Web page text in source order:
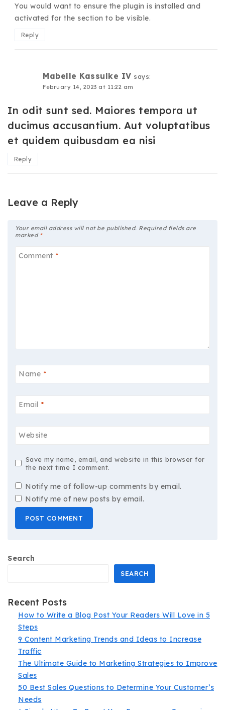
You would want to ensure the plugin is installed and
activated for the section to be visible.
Reply
Mabelle Kassulke IV says:
February 14, 2023 at 11:22 am
In odit sunt sed. Maiores tempora ut
ducimus accusantium. Aut voluptatibus
et quidem quibusdam ea nisi
Reply
Leave a Reply
Your email address will not be published. Required fields are
marked *
Comment *
Name *
Email *
Website
Save my name, email, and website in this browser for
the next time I comment.
Notify me of follow-up comments by email.
Notify me of new posts by email.
Search
SEARCH
Recent Posts
How to Write a Blog Post Your Readers Will Love in 5
Steps
9 Content Marketing Trends and Ideas to Increase
Traffic
The Ultimate Guide to Marketing Strategies to Improve
Sales
50 Best Sales Questions to Determine Your Customer’s
Needs